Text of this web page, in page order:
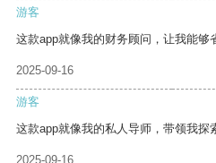
游客
这款app就像我的财务顾问，让我能够
2025-09-16
游客
这款app就像我的私人导师，带领我探
2025-09-16